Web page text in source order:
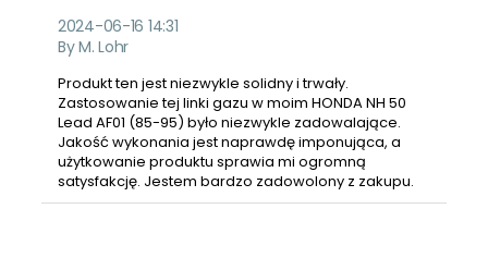
2024-06-16 14:31
By M. Lohr
Produkt ten jest niezwykle solidny i trwały.
Zastosowanie tej linki gazu w moim HONDA NH 50
Lead AF01 (85-95) było niezwykle zadowalające.
Jakość wykonania jest naprawdę imponująca, a
użytkowanie produktu sprawia mi ogromną
satysfakcję. Jestem bardzo zadowolony z zakupu.